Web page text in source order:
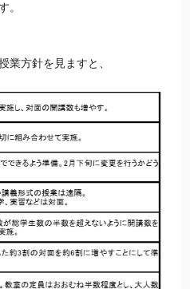
。
業方針を見ますと、